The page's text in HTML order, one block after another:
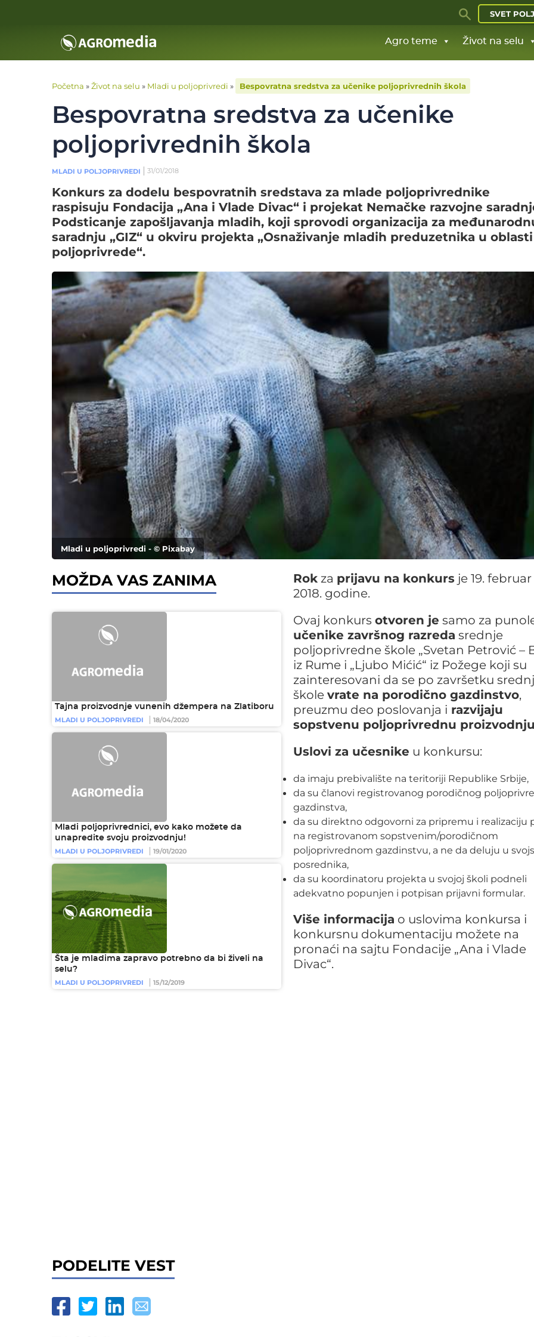
SVET
Agro teme Život na selu
Početna »Život na selu » Mladi u poljoprivredi » Bespovratna sredstva za učenike poljoprivrednih škola
Bespovratna sredstva za učenike
poljoprivrednih škola
MLADI U POLJOPRIVREDI 31/01/2018
Konkurs za dodelu bespovratnih sredstava za mlade poljoprivrednike
raspisuju Fondacija „Ana i Vlade Divac“ i projekat Nemačke razvojne
Podsticanje zapošljavanja mladih, koji sprovodi organizacija za
saradnju „GIZ“ u okviru projekta „Osnaživanje mladih preduzetnika u oblasti
poljoprivrede“.
Mladi u poljoprivredi - © Pixabay
MOŽDA VAS ZANIMA
Tajna proizvodnje vunenih džempera na Zlatiboru
MLADI U POLJOPRIVREDI
18/04/2020
Mladi poljoprivrednici, evo kako možete da
unapredite svoju proizvodnju!
MLADI U POLJOPRIVREDI
19/01/2020
Šta je mladima zapravo potrebno da bi živeli na
selu?
MLADI U POLJOPRIVREDI
15/12/2019
Rokza prijavu na konkurs je 19. februar
2018. godine.
Ovaj konkurs otvoren je samo za
učenike završnog razreda srednje
poljoprivredne škole „Svetan Petrović –
iz Rume i „Ljubo Mićić“ iz Požege koji su
zainteresovani da se po završetku
škole vrate na porodično gazdinstvo,
preuzmu deo poslovanja i razvijaju
sopstvenu poljoprivrednu proizvodnju
Uslovi za učesnike u konkursu:
da imaju prebivalište na teritoriji Republike Srbije,
da su članovi registrovanog porodičnog
gazdinstva,
da su direktno odgovorni za pripremu i realizaciju
na registrovanom sopstvenim/porodičnom
poljoprivrednom gazdinstvu, a ne da deluju u
posrednika,
da su koordinatoru projekta u svojoj školi podneli
adekvatno popunjen i potpisan prijavni formular.
Više informacija o uslovima konkursa i
konkursnu dokumentaciju možete na
pronaći na sajtu Fondacije „Ana i Vlade
Divac“.
PODELITE VEST